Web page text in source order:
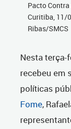
Pacto
Curitiba, 11/
Ribas/SMCS
Nesta terça-
recebeu em
políticas
Fome,